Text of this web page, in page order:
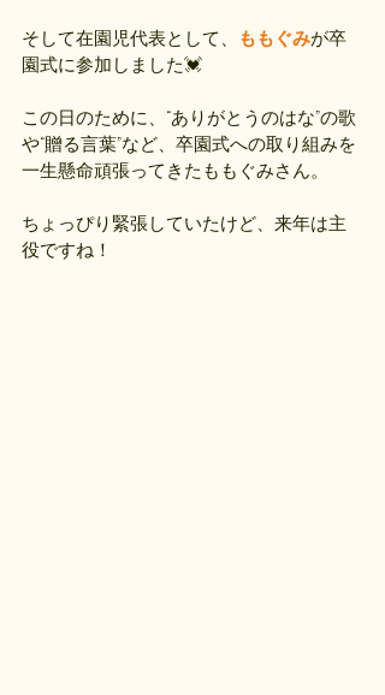
そして在園児代表として、 ももぐみが卒
園式に参加しました💓
この日のために、“ありがとうのはな”の歌
や“贈る言葉”など、卒園式への取り組みを
一生懸命頑張ってきたももぐみさん。
ちょっぴり緊張していたけど、来年は主
役ですね！